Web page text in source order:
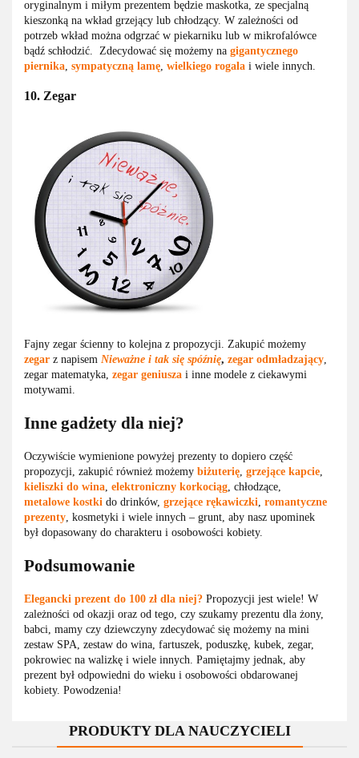
oryginalnym i miłym prezentem będzie maskotka, ze specjalną
kieszonką na wkład grzejący lub chłodzący. W zależności od
potrzeb wkład można odgrzać w piekarniku lub w mikrofalówce
bądź schłodzić. Zdecydować się możemy na gigantycznego
piernika sympatyczną lamę wielkiego rogala i wiele innych.
10. Zegar
Fajny zegar ścienny to kolejna z propozycji. Zakupić możemy
zegar z napisem Nieważne i tak się spóźnię, zegar odmładzający,
zegar matematyka, zegar geniusza i inne modele z ciekawymi
motywami.
Inne gadżety dla niej?
Oczywiście wymienione powyżej prezenty to dopiero część
propozycji, zakupić również możemy biżuterię, grzejące kapcie,
kieliszki do wina, elektroniczny korkociąg, chłodzące,
metalowe kostki do drinków, grzejące rękawiczki, romantyczne
prezenty, kosmetyki i wiele innych ‒ grunt, aby nasz upominek
był dopasowany do charakteru i osobowości kobiety.
Podsumowanie
Elegancki prezent do 100 zł dla niej? Propozycji jest wiele! W
zależności od okazji oraz od tego, czy szukamy prezentu dla żony,
babci, mamy czy dziewczyny zdecydować się możemy na mini
zestaw SPA, zestaw do wina, fartuszek, poduszkę, kubek, zegar,
pokrowiec na walizkę i wiele innych. Pamiętajmy jednak, aby
prezent był odpowiedni do wieku i osobowości obdarowanej
kobiety. Powodzenia!
PRODUKTY DLA NAUCZYCIELI